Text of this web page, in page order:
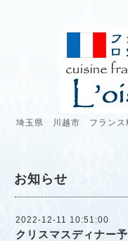
埼玉県 川越市 フランス
お知らせ
2022-12-11 10:51:00
クリスマスディナー